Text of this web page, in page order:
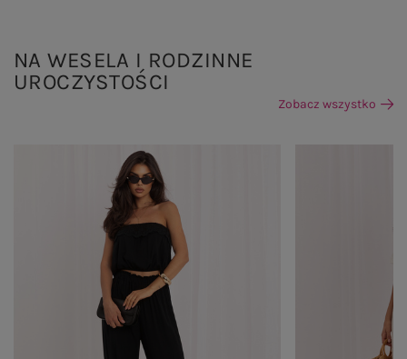
NA WESELA I RODZINNE
UROCZYSTOŚCI
Zobacz wszystko